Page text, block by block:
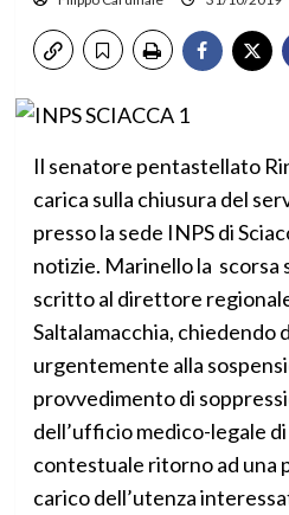
Il senatore pentastellato
carica sulla chiusura del
presso la sede INPS di
notizie. Marinello la scorsa
scritto al direttore
Saltalamacchia, chiedendo
urgentemente alla
provvedimento di
dell’ufficio medico-legale di
contestuale ritorno ad una
carico dell’utenza